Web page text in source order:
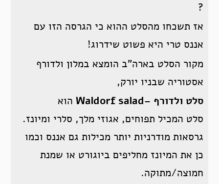
?
אז תשכחו מהסלט ההוא כי הגרסה הזו עם
אננס טרי היא פשוט שידרוג!
מקור הסלט בארה”ב הומצא במלון ולדורף
אסטוריה שבניו יורק,
סלט ולדורף –
Waldorf salad הוא
סלט המכיל תפוחים, אגוזי מלך, סלרי ומיונז.
גרסאות מודרניות יותר מכילות גם אננס וכמו
כן את המיונז מחליפים ביוגורט או שמנת
חמוצה/מתוקה.